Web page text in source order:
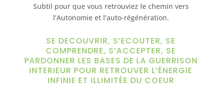
Subtil pour que vous retrouviez le chemin vers
l’Autonomie et l’auto-régénération.
SE DECOUVRIR, S’ECOUTER, SE
COMPRENDRE, S’ACCEPTER, SE
PARDONNER LES BASES DE LA GUERRISON
INTERIEUR POUR RETROUVER L’ÉNERGIE
INFINIE ET ILLIMITÉE DU COEUR